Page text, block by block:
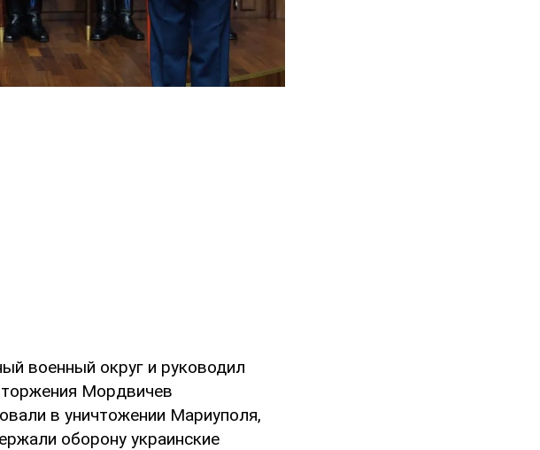
военный округ и руководил
Мордвичев
в уничтожении Мариуполя,
оборону украинские